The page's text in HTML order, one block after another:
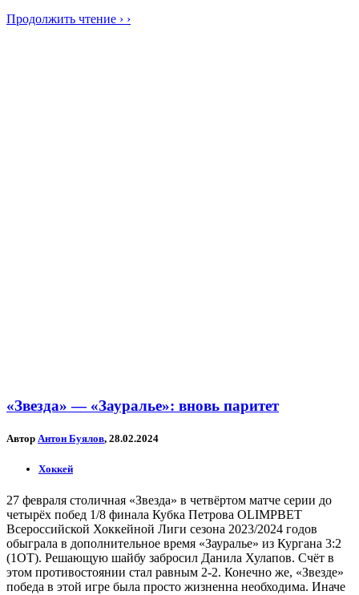
Продолжить чтение › ›
«Звезда» — «Зауралье»: вновь паритет
Автор Антон Буялов, 28.02.2024
Хоккей
27 февраля столичная «Звезда» в четвёртом матче серии до
четырёх побед 1/8 финала Кубка Петрова OLIMPBET
Всероссийской Хоккейной Лиги сезона 2023/2024 годов
обыграла в дополнительное время «Зауралье» из Кургана 3:2
(1ОТ). Решающую шайбу забросил Данила Хулапов. Счёт в
этом противостоянии стал равным 2-2. Конечно же, «Звезде»
победа в этой игре была просто жизненна необходима. Иначе